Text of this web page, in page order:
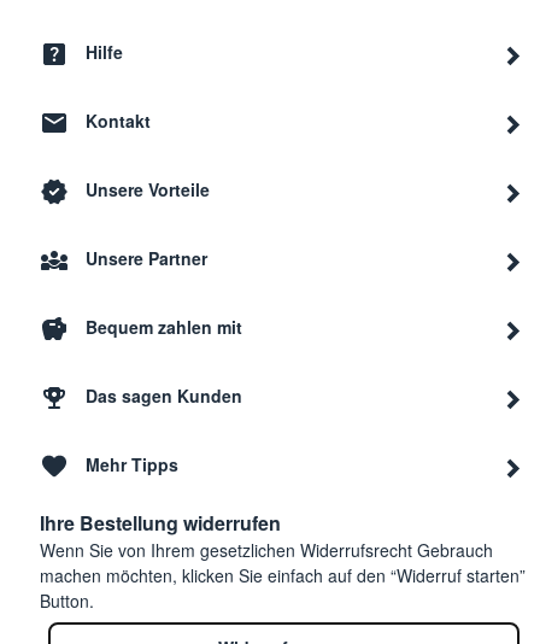
Hilfe
Kontakt
Unsere Vorteile
Unsere Partner
Bequem zahlen mit
Das sagen Kunden
Mehr Tipps
Ihre Bestellung widerrufen
Wenn Sie von Ihrem gesetzlichen Widerrufsrecht Gebrauch
machen möchten, klicken Sie einfach auf den “Widerruf starten”
Button.